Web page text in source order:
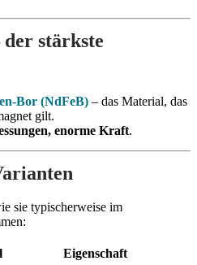
stärkste
Bor (NdFeB) – das Material, das
gilt.
enorme Kraft.
sie typischerweise im
Eigenschaft